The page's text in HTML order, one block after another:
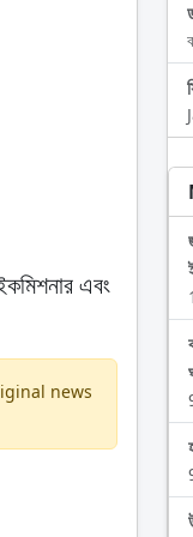
এবং
news